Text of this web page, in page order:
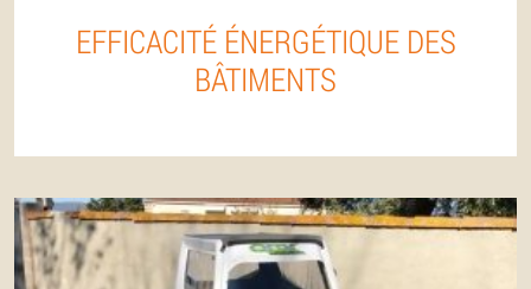
EFFICACITÉ ÉNERGÉTIQUE DES
BÂTIMENTS